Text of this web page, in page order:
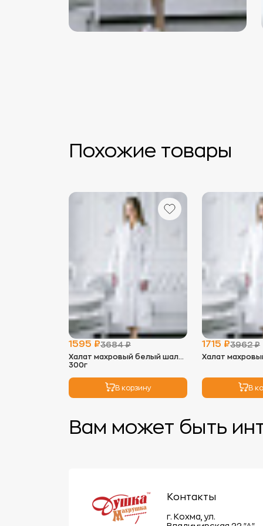
Похожие товары
1595 ₽3684 ₽
Халат махровый белый шаль
300г
В корзину
1715 ₽3962 ₽
Халат
В
Вам может быть
Контакты
г. Кохма, ул.